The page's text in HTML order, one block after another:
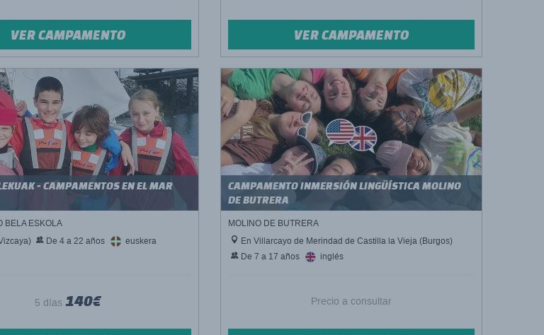
VER CAMPAMENTO VER CAMPAMENTO
- CAMPAMENTOS EN EL MAR
BELA ESKOLA
De 4 a 22 años euskera
5 días 140€
CAMPAMENTO INMERSIÓN LINGÜÍSTICA MOLINO
DE BUTRERA
MOLINO DE BUTRERA
En Villarcayo de Merindad de Castilla la Vieja (Burgos)
De 7 a 17 años
inglés
Precio a consultar